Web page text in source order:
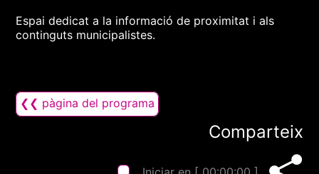
Espai dedicat a la informació de proximitat i als
continguts municipalistes.
❮❮ pàgina del programa
Comparteix